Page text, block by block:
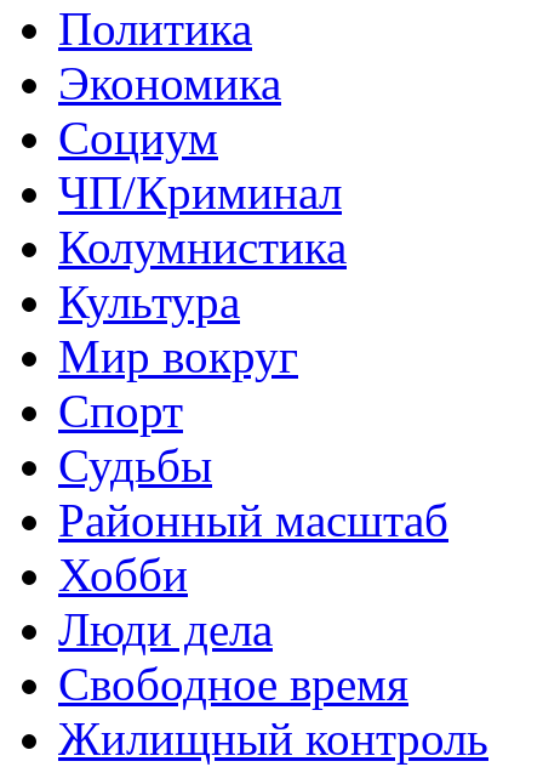
Политика
Экономика
Социум
ЧП/Криминал
Колумнистика
Культура
Мир вокруг
Спорт
Судьбы
Районный масштаб
Хобби
Люди дела
Свободное время
Жилищный контроль